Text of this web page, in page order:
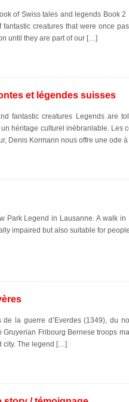
of Swiss tales and legends Book
fantastic creatures that were once
until they are part of our […]
et légendes suisses
fantastic creatures Legends are
un héritage culturel inébranlable. Les
Denis Kormann nous offre une ode
Park Legend in Lausanne. A walk
impaired but also suitable for
de la guerre d’Everdes (1349), du
Gruyerian Fribourg Bernese troops
city. The legend […]